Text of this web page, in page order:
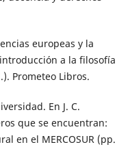
europeas y la
a la filosofía
Prometeo Libros.
En J. C.
que se encuentran:
en el MERCOSUR (pp.